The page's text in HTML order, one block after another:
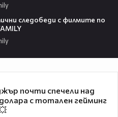
следобеди с филмите по
почти спечели над
с тотален гейминг